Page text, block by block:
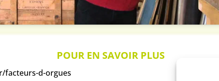
POUR EN SAVOIR PLUS
facteurs-d-orgues